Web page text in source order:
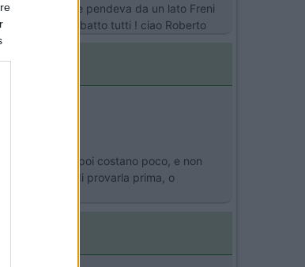
camper che pendeva da un lato Freni
garanzia. Vi batto tutti ! ciao Roberto
che poi costano poco, e non
la possibilità di provarla prima, o